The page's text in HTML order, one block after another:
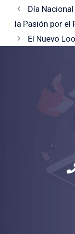
Día
la Pasión por el
El Nuevo